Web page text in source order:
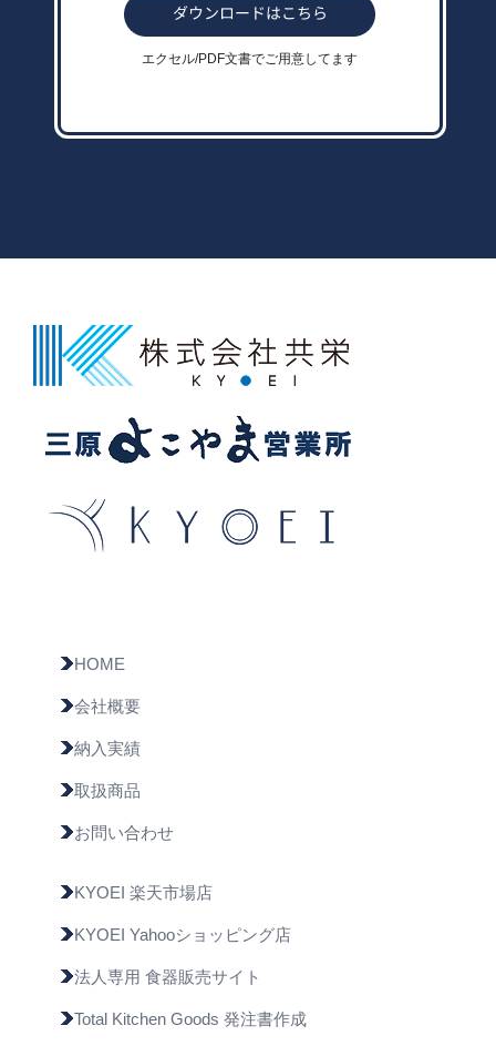
エクセル/PDF文書でご用意してます
HOME
会社概要
納入実績
取扱商品
お問い合わせ
KYOEI 楽天市場店
KYOEI Yahooショッピング店
法人専用 食器販売サイト
Total Kitchen Goods 発注書作成